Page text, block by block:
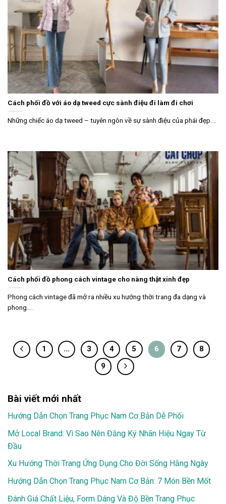
Cách phối đồ với áo dạ tweed cực sành điệu đi làm đi chơi
Những chiếc áo dạ tweed – tuyên ngôn về sự sành điệu của phái đẹp....
Cách phối đồ phong cách vintage cho nàng thật xinh đẹp
Phong cách vintage đã mở ra nhiều xu hướng thời trang đa dạng và
phong....
1 … 3 4 5 6 7
8
9
Bài viết mới nhất
Hướng Dẫn Chọn Trang Phục Nam Cơ Bản Dễ Phối
Mở Local Brand: Vì Sao Nên Đăng Ký Nhãn Hiệu Ngay Từ
Đầu
Xu Hướng Thời Trang Ứng Dụng Cho Đời Sống Hằng Ngày
Hướng Dẫn Chọn Trang Phục Nam Cơ Bản: 7 Món Bền Mốt
Đánh Giá Chất Liệu, Form Dáng Và Độ Bền Trang Phục